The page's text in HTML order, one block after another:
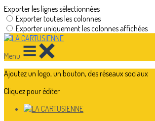
Exporter les lignes sélectionnées
Exporter toutes les colonnes
Exporter uniquement les colonnes affichées
Menu
Ajoutez un logo, un bouton, des réseaux sociaux
Cliquez pour éditer